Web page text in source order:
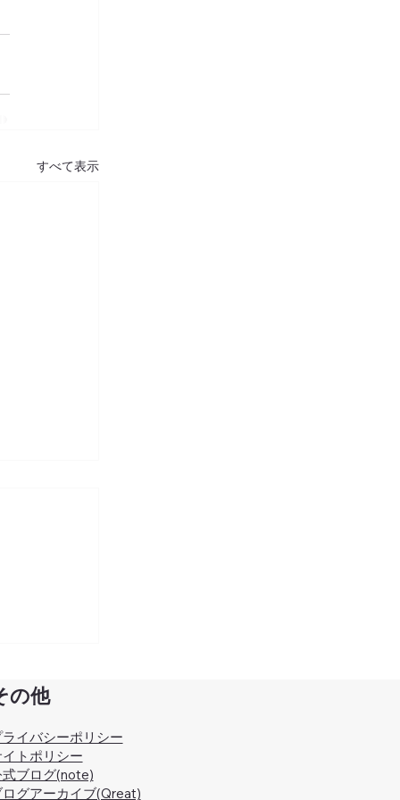
すべて表示
の他
ライバシーポリシー
トポリシー
式ブログ(note)
ログアーカイブ(Qreat)